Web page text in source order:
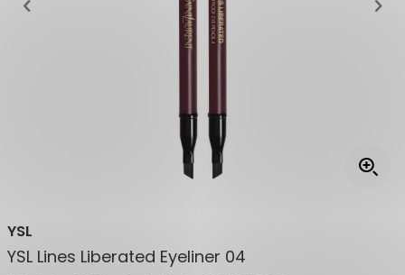
YSL
YSL Lines Liberated Eyeliner 04